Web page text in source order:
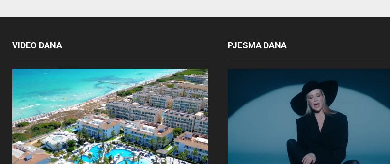
VIDEO DANA PJESMA DANA